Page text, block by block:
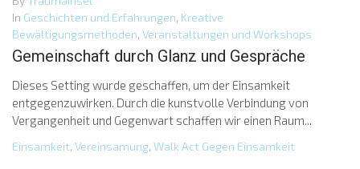
In Geschichten und Erfahrungen, Kreative
Bewältigungsmethoden, Veranstaltungen und Workshops
Gemeinschaft durch Glanz und Gespräche
Dieses Setting wurde geschaffen, um der Einsamkeit
entgegenzuwirken. Durch die kunstvolle Verbindung von
Vergangenheit und Gegenwart schaffen wir einen Raum...
Einsamkeit, Vereinsamung, Walk Act Gegen Einsamkeit